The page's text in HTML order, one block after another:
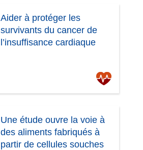
Aider à protéger les
survivants du cancer de
l’insuffisance cardiaque
Une étude ouvre la voie à
des aliments fabriqués à
partir de cellules souches